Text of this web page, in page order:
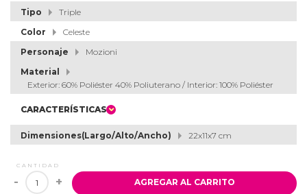
Tipo
Triple
Color
Celeste
Personaje
Mozioni
Material
Exterior: 60% Poliéster 40% Poliuterano / Interior: 100% Poliéster
CARACTERÍSTICAS
Dimensiones(Largo/Alto/Ancho) 22x11x7 cm
CANTIDAD
- + AGREGAR AL CARRITO